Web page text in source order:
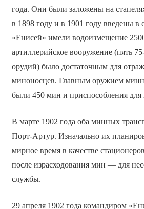
года. Они были заложены на
в 1898 году и в 1901 году введены в
«Енисей» имели водоизмещение
артиллерийское вооружение (пять
орудий) было достаточным для
миноносцев. Главным оружием
были 450 мин и приспособления для
В марте 1902 года оба минных
Порт-Артур. Изначально их
мирное время в качестве
после израсходования мин — для
службы.
29 апреля 1902 года командиром